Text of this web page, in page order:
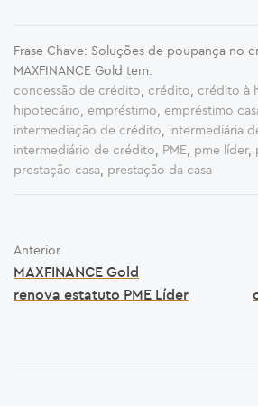
Frase Chave: Soluções de poupança no
MAXFINANCE Gold tem.
concessão de crédito, crédito, crédito à
hipotecário, empréstimo, empréstimo
intermediação de crédito, intermediária
intermediário de crédito, PME, pme líder,
prestação casa, prestação da casa
Anterior
MAXFINANCE Gold
renova estatuto PME Líder